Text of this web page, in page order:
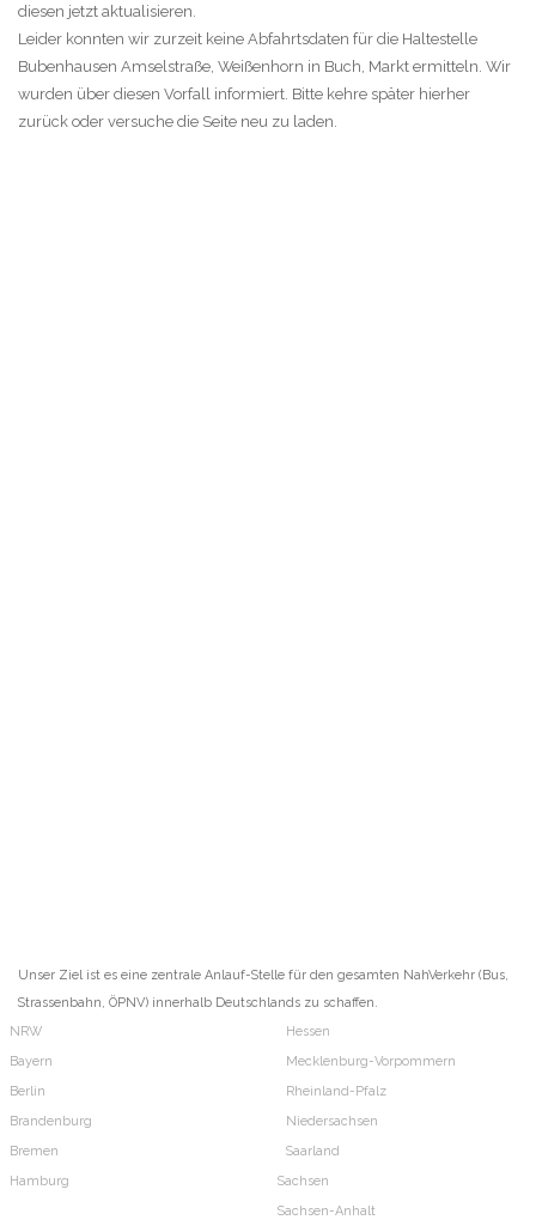
diesen jetzt aktualisieren.
Leider konnten wir zurzeit keine Abfahrtsdaten für die Haltestelle
Bubenhausen Amselstraße, Weißenhorn in Buch, Markt ermitteln. Wir
wurden über diesen Vorfall informiert. Bitte kehre später hierher
zurück oder versuche die Seite neu zu laden.
Unser Ziel ist es eine zentrale Anlauf-Stelle für den gesamten NahVerkehr (Bus,
Strassenbahn, ÖPNV) innerhalb Deutschlands zu schaffen.
NRW
Bayern
Berlin
Brandenburg
Bremen
Hamburg
Hessen
Mecklenburg-Vorpommern
Rheinland-Pfalz
Niedersachsen
Saarland
Sachsen
Sachsen-Anhalt